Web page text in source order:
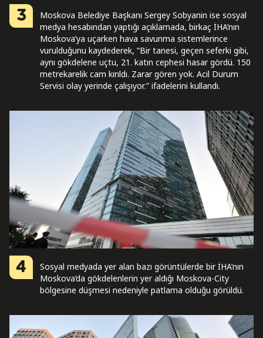
3
Moskova Belediye Başkanı Sergey Sobyanin ise sosyal
medya hesabından yaptığı açıklamada, birkaç İHA’nın
Moskova’ya uçarken hava savunma sistemlerince
vurulduğunu kaydederek, “Bir tanesi, geçen seferki gibi,
aynı gökdelene uçtu, 21. katın cephesi hasar gördü. 150
metrekarelik cam kırıldı. Zarar gören yok. Acil Durum
Servisi olay yerinde çalışıyor.” ifadelerini kullandı.
4
Sosyal medyada yer alan bazı görüntülerde bir İHA’nın
Moskova’da gökdelenlerin yer aldığı Moskova-City
bölgesine düşmesi nedeniyle patlama olduğu görüldü.